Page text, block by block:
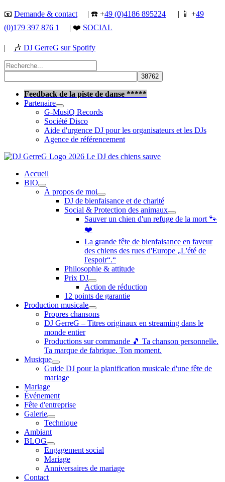
Aller
contenu
📧 Demande & contact | ☎️ +49 (0)4186 895224 | 📱 +49
(0)179 397 876 1
| ❤️ SOCIAL
| 🎶 DJ GerreG sur Spotify
Rechercher :
Feedback de la piste de danse *****
Partenaire
G-MusiQ Records
Société Disco
Aide d'urgence DJ pour les organisateurs et les DJs
Agence de référencement
Accueil
BIO
À propos de moi
DJ de bienfaisance et de charité
Social & Protection des animaux
Sauver un chien d'un refuge de la mort 🐾
❤️
La grande fête de bienfaisance en faveur
des chiens des rues d'Europe „L'été de
l'espoir“.“
Philosophie & attitude
Prix DJ
Action de réduction
12 points de garantie
Production musicale
Propres chansons
DJ GerreG – Titres originaux en streaming dans le
monde entier
Productions sur commande 🎵 Ta chanson personnelle.
Ta marque de fabrique. Ton moment.
Musique
Guide DJ pour la planification musicale d'une fête de
mariage
Mariage
Événement
Fête d'entreprise
Galerie
Technique
Ambiant
BLOG
Engagement social
Mariage
Anniversaires de mariage
Contact